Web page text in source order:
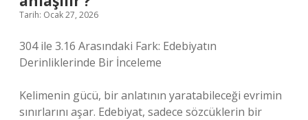
Tarih: Ocak 27, 2026
304 ile 3.16 Arasındaki Fark: Edebiyatın
Derinliklerinde Bir İnceleme
Kelimenin gücü, bir anlatının yaratabileceği evrimin
sınırlarını aşar. Edebiyat, sadece sözcüklerin bir